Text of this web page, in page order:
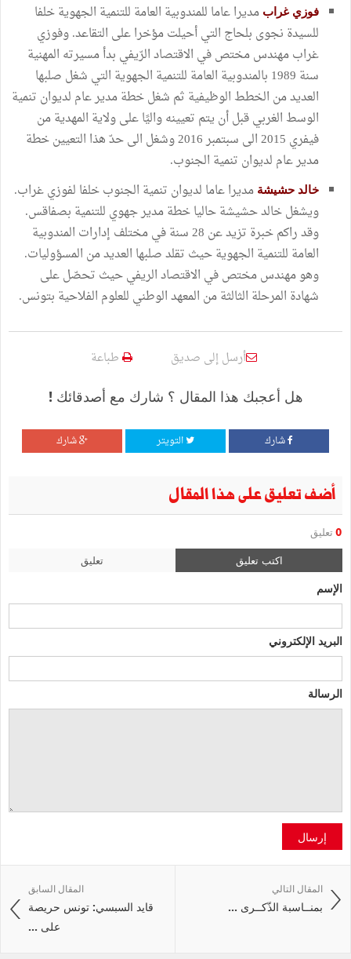
فوزي غراب مديرا عاما للمندوبية العامة للتنمية الجهوية خلفا
للسيدة نجوى بلحاج التي أحيلت مؤخرا على التقاعد. وفوزي
غراب مهندس مختص في الاقتصاد الرّيفي بدأ مسيرته المهنية
سنة 1989 بالمندوبية العامة للتنمية الجهوية التي شغل صلبها
العديد من الخطط الوظيفية ثم شغل خطة مدير عام لديوان تنمية
الوسط الغربي قبل أن يتم تعيينه واليًا على ولاية المهدية من
فيفري 2015 الى سبتمبر 2016 وشغل الى حدّ هذا التعيين خطة
مدير عام لديوان تنمية الجنوب.
خالد حشيشة مديرا عاما لديوان تنمية الجنوب خلفا لفوزي غراب.
ويشغل خالد حشيشة حاليا خطة مدير جهوي للتنمية بصفاقس.
وقد راكم خبرة تزيد عن 28 سنة في مختلف إدارات المندوبية
العامة للتنمية الجهوية حيث تقلد صلبها العديد من المسؤوليات.
وهو مهندس مختص في الاقتصاد الريفي حيث تحصّل على
شهادة المرحلة الثالثة من المعهد الوطني للعلوم الفلاحية بتونس.
أرسل إلى صديق طباعة
هل أعجبك هذا المقال ؟ شارك مع أصدقائك !
شارك التويتر شارك
أضف تعليق على هذا المقال
0 تعليق
اكتب تعليق تعليق
الإسم
البريد الإلكتروني
الرسالة
إرسال
المقال السابق
قايد السبسي: تونس حريصة
على ...
المقال التالي
بمنــاسبة الذّكــرى ...